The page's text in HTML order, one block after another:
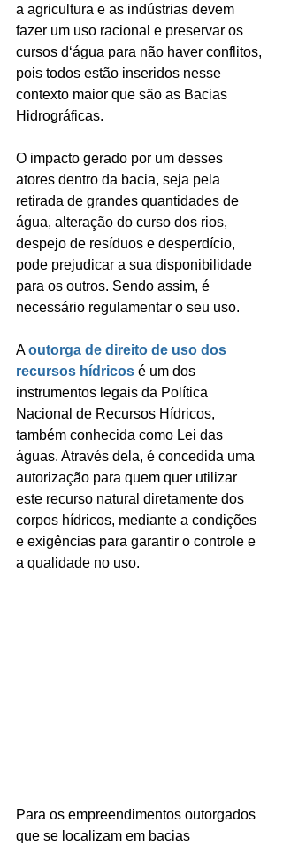
a agricultura e as indústrias devem
fazer um uso racional e preservar os
cursos d‘água para não haver conflitos,
pois todos estão inseridos nesse
contexto maior que são as Bacias
Hidrográficas.
O impacto gerado por um desses
atores dentro da bacia, seja pela
retirada de grandes quantidades de
água, alteração do curso dos rios,
despejo de resíduos e desperdício,
pode prejudicar a sua disponibilidade
para os outros. Sendo assim, é
necessário regulamentar o seu uso.
A outorga de direito de uso dos
recursos hídricos é um dos
instrumentos legais da Política
Nacional de Recursos Hídricos,
também conhecida como Lei das
águas. Através dela, é concedida uma
autorização para quem quer utilizar
este recurso natural diretamente dos
corpos hídricos, mediante a condições
e exigências para garantir o controle e
a qualidade no uso.
Para os empreendimentos outorgados
que se localizam em bacias